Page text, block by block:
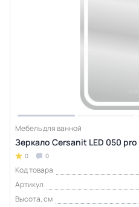
Мебель для ванной
Зеркало Cersanit LED 050
0 0
Код товара
Артикул
Высота, см